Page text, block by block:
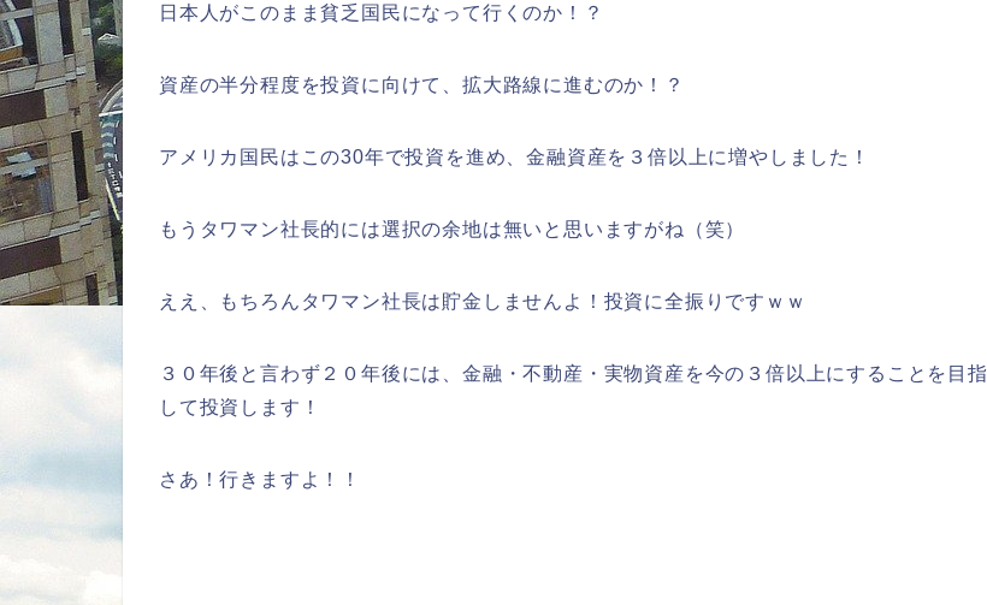
日本人がこのまま貧乏国民になって行くのか！？
資産の半分程度を投資に向けて、拡大路線に進むのか！？
アメリカ国民はこの30年で投資を進め、金融資産を３倍以上に増やしました！
もうタワマン社長的には選択の余地は無いと思いますがね（笑）
ええ、もちろんタワマン社長は貯金しませんよ！投資に全振りですｗｗ
３０年後と言わず２０年後には、金融・不動産・実物資産を今の３倍以上にすることを目指
して投資します！
さあ！行きますよ！！